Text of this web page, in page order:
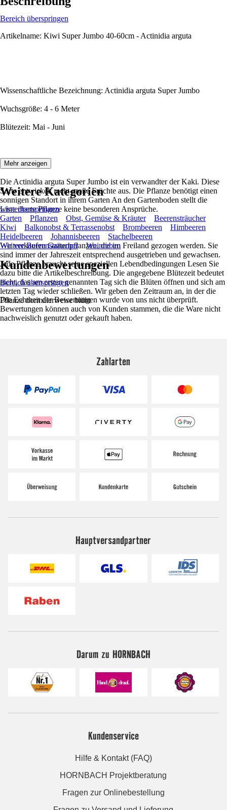
Bereich überspringen
Artikelname: Kiwi Super Jumbo 40-60cm - Actinidia arguta
Wissenschaftliche Bezeichnung: Actinidia arguta Super Jumbo
Wuchsgröße: 4 - 6 Meter
Blütezeit: Mai - Juni
Beschreibung:
Die Actinidia arguta Super Jumbo ist ein verwandter der Kaki. Diese
Sorte entwickelt recht große Früchte aus. Die Pflanze benötigt einen
sonnigen Standort in ihrem Garten An den Gartenboden stellt die
winterharte Pflanze keine besonderen Ansprüche.
Wir verkaufen Gartenpflanzen, die im Freiland gezogen werden. Sie
sind immer der Jahreszeit entsprechend ausgetrieben und gewachsen.
Jede Pflanze braucht seine speziellen Lebendbedingungen Lesen Sie
dazu bitte die Artikelbeschreibung. Die angegebene Blütezeit bedeutet
nicht, das am ersten genannten Tag sich die Blüten öffnen und sich am
letzten Tag wieder schließen. Wir geben den Zeitraum an, in der die
Pflanze normalerweise blüht
Mehr anzeigen
Weitere Kategorien
Liste überspringen
Garten
Pflanzen Obst, Gemüse & Kräuter
Beerensträucher
Kiwi
Balkonobst & Terrassenobst Brombeeren
Himbeeren
Heidelbeeren
Johannisbeeren
Stachelbeeren
Weitere Beerensträucher
Weinreben
Kundenbewertungen
Bereich überspringen
Die Echtheit der Bewertungen wurde von uns nicht überprüft.
Bewertungen können auch von Kunden stammen, die die Ware nicht
nachweislich genutzt oder gekauft haben.
Zahlarten
Hauptversandpartner
Darum zu HORNBACH
Kundenservice
Hilfe & Kontakt (FAQ)
HORNBACH Projektberatung
Fragen zur Onlinebestellung